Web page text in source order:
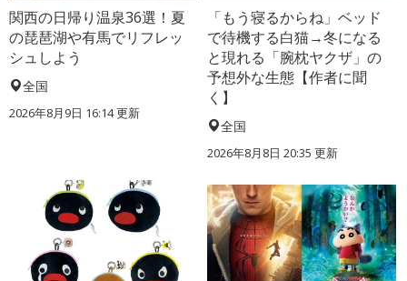
関西の日帰り温泉36選！夏
の琵琶湖や有馬でリフレッ
シュしよう
全国
2026年8月9日 16:14更新
「もう寝るからね」ベッド
で待機する白猫→冬になる
と現れる「腕枕ヤクザ」の
予想外な生態【作者に聞
く】
全国
2026年8月8日 20:35 更新